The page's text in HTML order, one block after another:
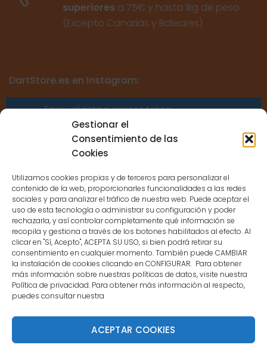
Gestionar el
Consentimiento de las
Cookies
Utilizamos cookies propias y de terceros para personalizar el
contenido de la web, proporcionarles funcionalidades a las redes
sociales y para analizar el tráfico de nuestra web. Puede aceptar el
uso de esta tecnología o administrar su configuración y poder
rechazarla, y así controlar completamente qué información se
recopila y gestiona a través de los botones habilitados al efecto. Al
clicar en "Sí, Acepto", ACEPTA SU USO, si bien podrá retirar su
consentimiento en cualquier momento. También puede CAMBIAR
la instalación de cookies clicando en CONFIGURAR. Para obtener
más información sobre nuestras políticas de datos, visite nuestra
Política de privacidad. Para obtener más información al respecto,
puedes consultar nuestra
ACEPTAR COOKIES
superiores a 75€ y hasta 1kg de peso.
(Excepto Canarias y Baleares)
DartStore.es en Instagram:
Error validating access token:
Sessions for the user are not allowed
because the user is not a confirmed
CONTACTO
MENÚ PRINCIPAL
MI CUENTA
DOCUMENTACIÓN